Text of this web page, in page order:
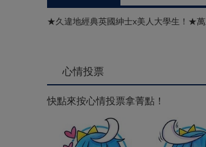
★久違地經典英國紳士x美人大學生！★萬
心情投票
快點來按心情投票拿菁點！